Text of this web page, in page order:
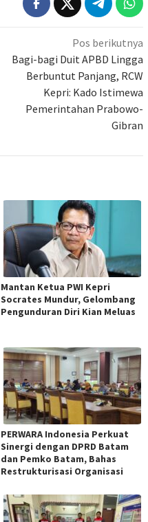
Pos berikutnya
Bagi-bagi Duit APBD Lingga
Berbuntut Panjang, RCW
Kepri: Kado Istimewa
Pemerintahan Prabowo-
Gibran
Mantan Ketua PWI Kepri
Socrates Mundur, Gelombang
Pengunduran Diri Kian Meluas
PERWARA Indonesia Perkuat
Sinergi dengan DPRD Batam
dan Pemko Batam, Bahas
Restrukturisasi Organisasi